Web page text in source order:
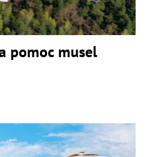
pomoc musel